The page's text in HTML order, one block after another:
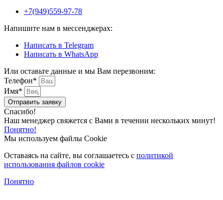
+7(949)559-97-78
Напишите нам в мессенджерах:
Написать в Telegram
Написать в WhatsApp
Или оставьте данные и мы Вам перезвоним:
Телефон*
Имя*
Отправить заявку
Спасибо!
Наш менеджер свяжется с Вами в течении нескольких минут!
Понятно!
Мы используем файлы Cookie
Оставаясь на сайте, вы соглашаетесь c политикой
использования файлов cookie
Понятно